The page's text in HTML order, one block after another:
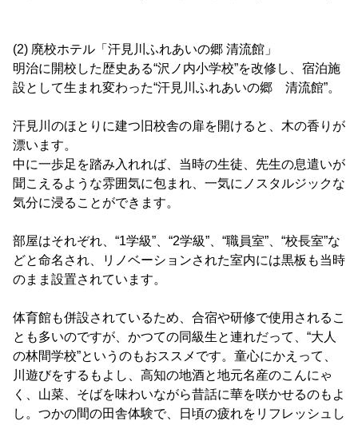
(2) 廃校ホテル「汗見川ふれあいの郷 清流館」
明治に開校した歴史ある“沢ノ内小学校”を改修し、宿泊施
設として生まれ変わった“汗見川ふれあいの郷 清流館”。
汗見川のほとりに建つ旧校舎の扉を開けると、木の香りが
漂います。
中に一歩足を踏み入れれば、当時の生徒、先生の息遣いが
聞こえるような雰囲気に包まれ、一気にノスタルジックな
気分に浸ることができます。
部屋はそれぞれ、“1学級”、“2学級”、“職員室”、“校長室”な
どと命名され、リノベーションされた室内には黒板も当時
のまま設置されています。
体育館も併設されているため、合宿や研修で使用されるこ
とも多いのですが、かつての同級生と連れだって、“大人
の林間学校”というのもおススメです。童心にかえって、
川遊びをするもよし、高知の地酒と地元名産のこんにゃ
く、山菜、そばを味わいながら昔話に華を咲かせるのもよ
し。つかの間の田舎体験で、日頃の疲れをリフレッシュし